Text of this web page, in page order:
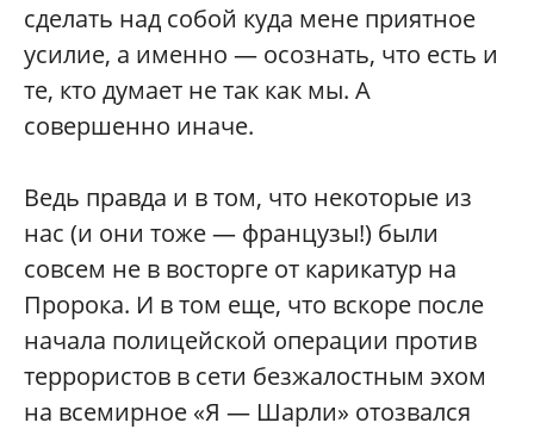
сделать над собой куда мене приятное
усилие, а именно — осознать, что есть и
те, кто думает не так как мы. А
совершенно иначе.
Ведь правда и в том, что некоторые из
нас (и они тоже — французы!) были
совсем не в восторге от карикатур на
Пророка. И в том еще, что вскоре после
начала полицейской операции против
террористов в сети безжалостным эхом
на всемирное «Я — Шарли» отозвался